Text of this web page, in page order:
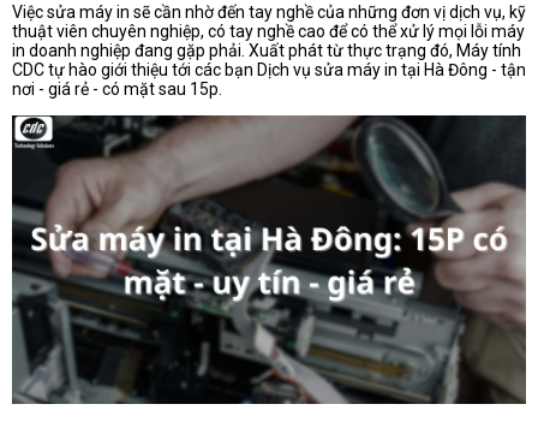
Việc sửa máy in sẽ cần nhờ đến tay nghề của những đơn vị dịch vụ, kỹ
thuật viên chuyên nghiệp, có tay nghề cao để có thể xử lý mọi lỗi máy
in doanh nghiệp đang gặp phải. Xuất phát từ thực trạng đó, Máy tính
CDC tự hào giới thiệu tới các bạn Dịch vụ sửa máy in tại Hà Đông - tận
nơi - giá rẻ - có mặt sau 15p.